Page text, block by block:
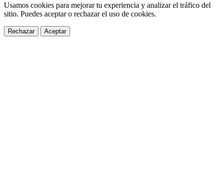
Usamos cookies para mejorar tu experiencia y analizar el tráfico del
sitio. Puedes aceptar o rechazar el uso de cookies.
Rechazar Aceptar